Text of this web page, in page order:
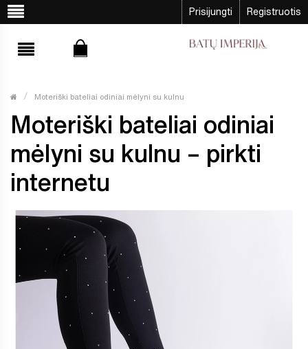
Prisijungti Registruotis
Moteriški bateliai odiniai mėlyni su kulnu
Moteriški bateliai odiniai
mėlyni su kulnu – pirkti
internetu